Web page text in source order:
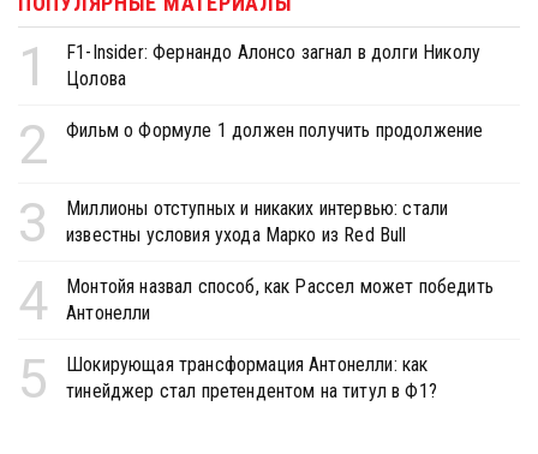
1
F1-Insider: Фернандо Алонсо загнал в долги Николу
Цолова
2 Фильм о Формуле 1 должен получить продолжение
3
Миллионы отступных и никаких интервью: стали
известны условия ухода Марко из Red Bull
4
Монтойя назвал способ, как Рассел может победить
Антонелли
5
Шокирующая трансформация Антонелли: как
тинейджер стал претендентом на титул в Ф1?